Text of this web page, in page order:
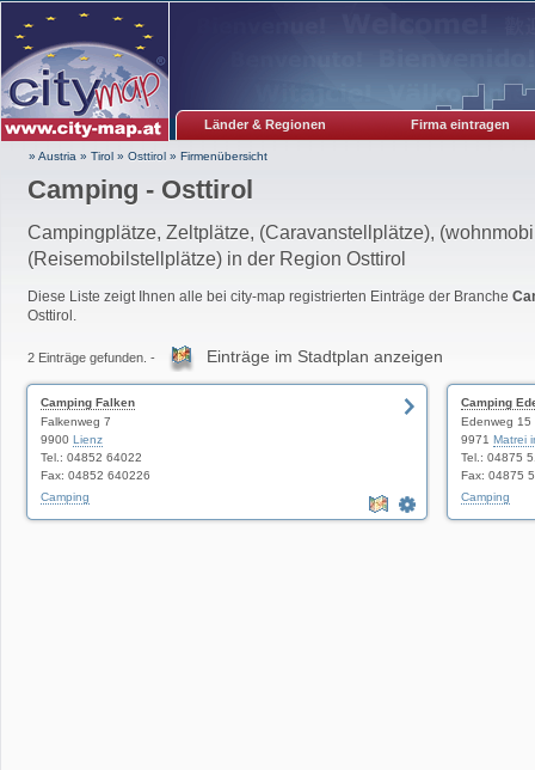
Länder & Regionen Firma eintragen
» Austria » Tirol » Osttirol » Firmenübersicht
Camping - Osttirol
Campingplätze, Zeltplätze, (Caravanstellplätze),
(Reisemobilstellplätze) in der Region Osttirol
Diese Liste zeigt Ihnen alle bei city-map registrierten Einträge der Branche
Osttirol.
2 Einträge gefunden. - Einträge im Stadtplan anzeigen
Camping Falken
Falkenweg 7
9900 Lienz
Tel.: 04852 64022
Fax: 04852 640226
Camping
Camping
Edenweg 15
9971 Matrei
Tel.: 04875
Fax: 04875
Camping